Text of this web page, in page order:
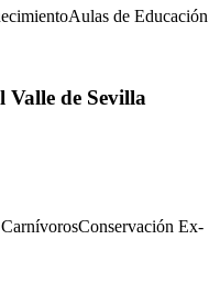
Aulas de Educación
Valle de Sevilla
Conservación Ex-